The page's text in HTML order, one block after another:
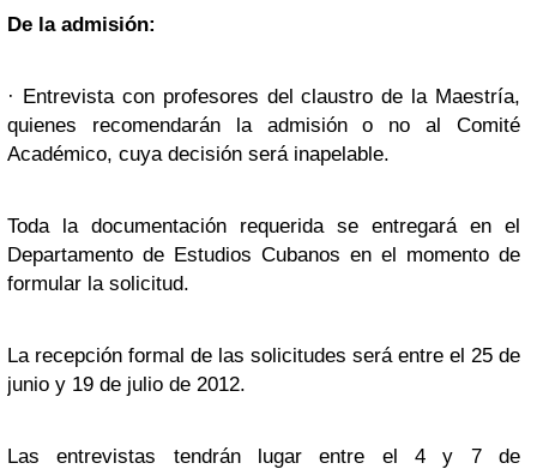
De la admisión:
· Entrevista con profesores del claustro de la Maestría,
quienes recomendarán la admisión o no al Comité
Académico, cuya decisión será inapelable.
Toda la documentación requerida se entregará en el
Departamento de Estudios Cubanos en el momento de
formular la solicitud.
La recepción formal de las solicitudes será entre el 25 de
junio y 19 de julio de 2012.
Las entrevistas tendrán lugar entre el 4 y 7 de